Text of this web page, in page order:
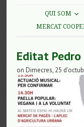
QUI SOM
MERCAT
Editat Pedro
on Dimecres, 25